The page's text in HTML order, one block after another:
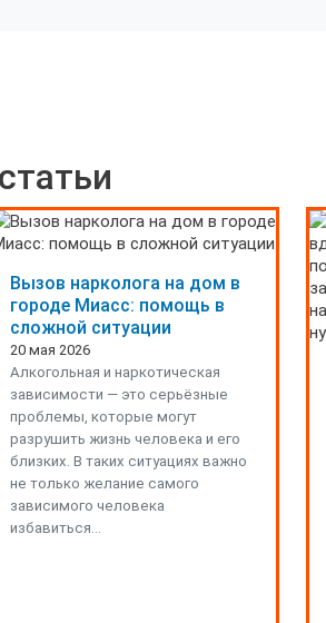
Вызов нарколога на дом в
городе Миасс: помощь в
сложной ситуации
20 мая 2026
Алкогольная и наркотическая
зависимости — это серьёзные
проблемы, которые могут
разрушить жизнь человека и его
близких. В таких ситуациях важно
не только желание самого
зависимого человека
избавиться…